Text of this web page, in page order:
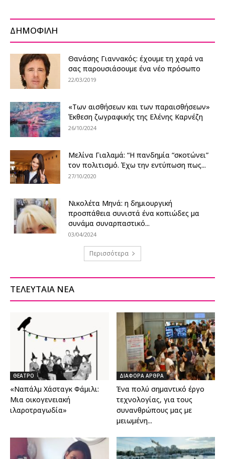
ΔΗΜΟΦΙΛΗ
Θανάσης Γιαννακός: έχουμε τη χαρά να
σας παρουσιάσουμε ένα νέο πρόσωπο
22/03/2019
«Των αισθήσεων και των παραισθήσεων»
Έκθεση ζωγραφικής της Ελένης Καρνέζη
26/10/2024
Μελίνα Γιαλαμά: “Η πανδημία “σκοτώνει”
τον πολιτισμό. Έχω την εντύπωση πως...
27/10/2020
Νικολέτα Μηνά: η δημιουργική
προσπάθεια συνιστά ένα κοπιώδες μα
συνάμα συναρπαστικό...
03/04/2024
Περισσότερα
ΤΕΛΕΥΤΑΙΑ ΝΕΑ
ΘΕΑΤΡΟ
«Ναπάλμ Χάσταγκ Φάμιλι:
Μια οικογενειακή
ιλαροτραγωδία»
ΔΙΑΦΟΡΑ ΑΡΘΡΑ
Ένα πολύ σημαντικό έργο
τεχνολογίας, για τους
συνανθρώπους μας με
μειωμένη...